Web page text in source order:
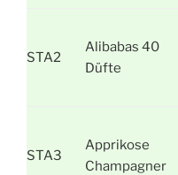
STA2
Alibabas 40
Düfte
STA3
Apprikose
Champagner